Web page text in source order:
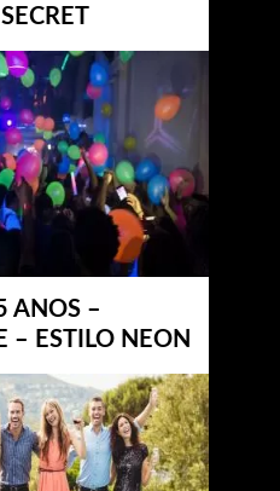
ANOS –
– ESTILO NEON